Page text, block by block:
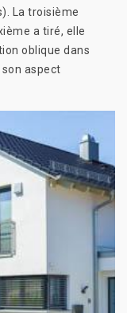
La troisième
a tiré, elle
oblique dans
aspect